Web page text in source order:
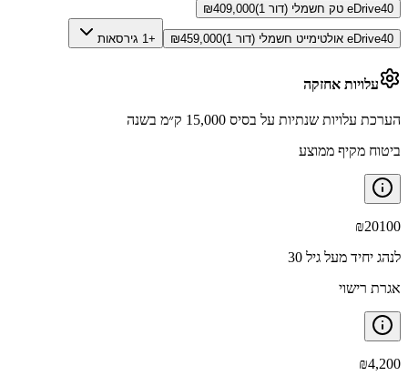
eDrive40 טק חשמלי (דור 1)
₪409,000
eDrive40 אולטימייט חשמלי (דור 1) ₪459,000 +1 גירסאות
עלויות אחזקה
הערכת עלויות שנתיות על בסיס 15,000 ק״מ בשנה
ביטוח מקיף ממוצע
₪20100
לנהג יחיד מעל גיל 30
אגרת רישוי
₪4,200